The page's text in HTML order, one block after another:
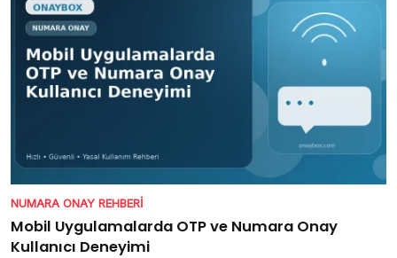
NUMARA ONAY REHBERI
Mobil Uygulamalarda OTP ve Numara Onay
Kullanıcı Deneyimi